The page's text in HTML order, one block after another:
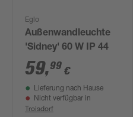
Eglo
Außenwandleuchte
'Sidney' 60 W IP 44
59,99 €
Lieferung nach Hause
Nicht verfügbar in
Troisdorf